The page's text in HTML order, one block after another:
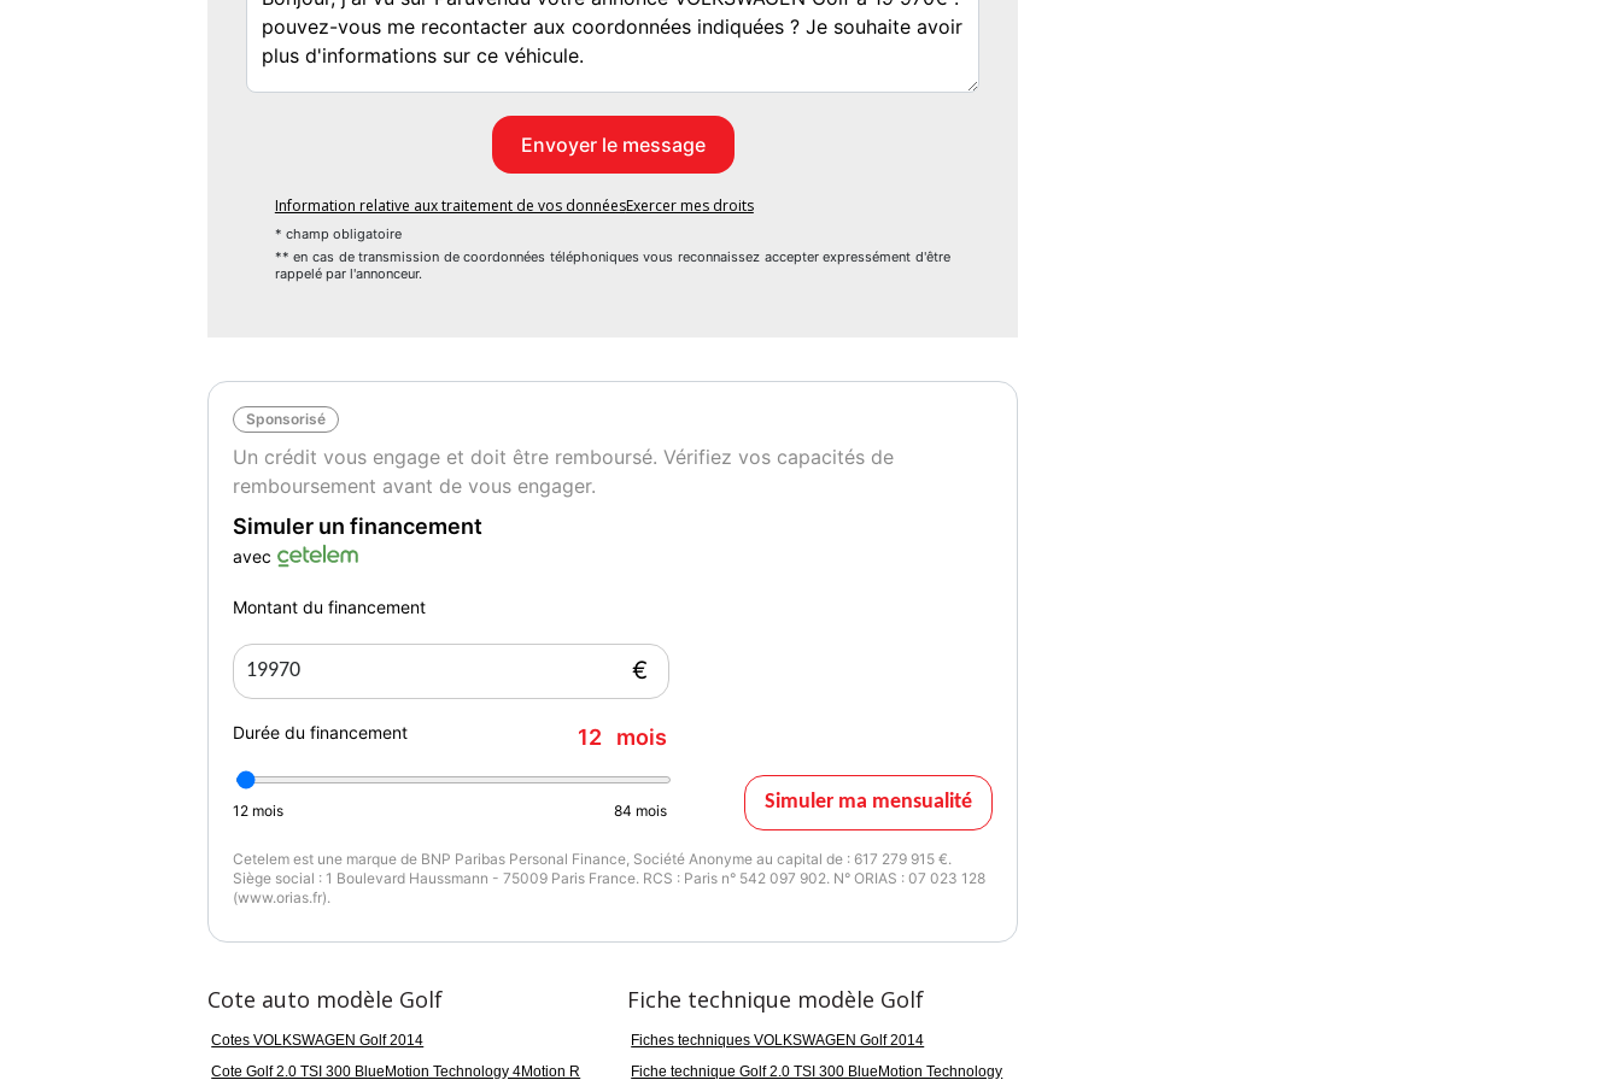
Puissance : 300 ch (221 kW)
Motorisation : Essence
Livraison et rapatriement
Options et équipements principaux
Confort & intérieur : Sellerie cuir intégrale, sièges sport chauffants, climatisation automatique bi-zone,
sièges avant avec réglages électriques et soutien lombaire, éclairage d'ambiance, volant cuir
multifonction.
Technologie & multimédia : Système App-Connect (Apple CarPlay / Android Auto), écran tactile, Bluetooth,
Sécurité & assistance : Lane Assist, détection fatigue, reconnaissance des panneaux, assistant feux de
jantes alliage 18" Cadiz, échappement sport, pack extérieur R.
Frais de gestion
Information relative aux traitement de vos donnéesExercer mes droits
* champ obligatoire
** en cas de transmission de coordonnées téléphoniques vous reconnaissez accepter expressément d'être
rappelé par l'annonceur.
Sponsorisé
Un crédit vous engage et doit être remboursé. Vérifiez vos capacités de
remboursement avant de vous engager.
Simuler un financement
avec
Montant du financement
€
Durée du financement 12 mois
12 mois 84 mois Simuler ma mensualité
Cetelem est une marque de BNP Paribas Personal Finance, Société Anonyme au capital de : 617 279 915 €.
Siège social : 1 Boulevard Haussmann - 75009 Paris France. RCS : Paris n° 542 097 902. N° ORIAS : 07 023 128
(www.orias.fr).
Cote auto modèle Golf
Cotes VOLKSWAGEN Golf 2014
Cote Golf 2.0 TSI 300 BlueMotion Technology 4Motion R
Fiche technique modèle Golf
Fiches techniques VOLKSWAGEN Golf 2014
Fiche technique Golf 2.0 TSI 300 BlueMotion Technology